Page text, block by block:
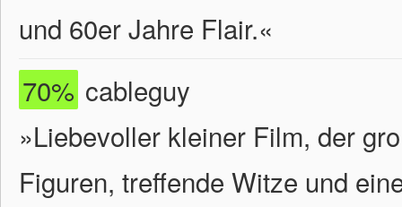
und 60er Jahre Flair.«
70% cableguy
»Liebevoller kleiner Film, der
Figuren, treffende Witze und